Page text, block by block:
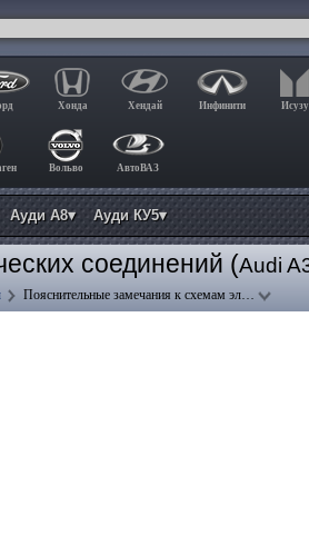
Хонда Хендай Инфинити Исузу
Вольво АвтоВАЗ
Ауди А8▾ Ауди КУ5▾
соединений (Audi
Пояснительные замечания к схемам эл…